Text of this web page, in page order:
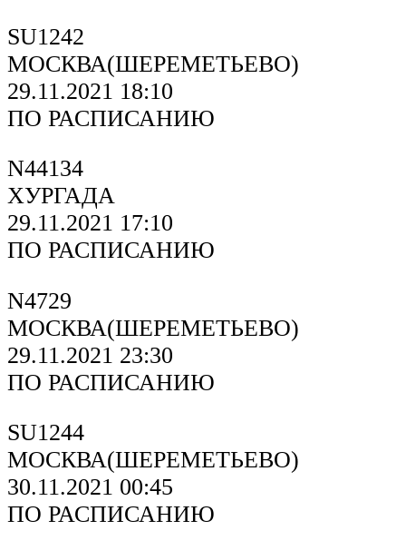
SU1242
МОСКВА(ШЕРЕМЕТЬЕВО)
29.11.2021 18:10
ПО РАСПИСАНИЮ
N44134
ХУРГАДА
29.11.2021 17:10
ПО РАСПИСАНИЮ
N4729
МОСКВА(ШЕРЕМЕТЬЕВО)
29.11.2021 23:30
ПО РАСПИСАНИЮ
SU1244
МОСКВА(ШЕРЕМЕТЬЕВО)
30.11.2021 00:45
ПО РАСПИСАНИЮ